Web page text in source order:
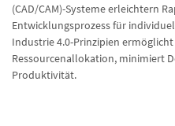
(CAD/CAM)-Systeme erleichtern
Entwicklungsprozess für
Industrie 4.0-Prinzipien
Ressourcenallokation, minimiert
Produktivität.